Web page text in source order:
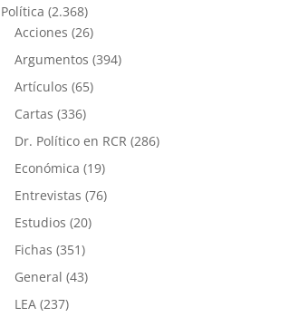
Política (2.368)
Acciones (26)
Argumentos (394)
Artículos (65)
Cartas (336)
Dr. Político en RCR (286)
Económica (19)
Entrevistas (76)
Estudios (20)
Fichas (351)
General (43)
LEA (237)